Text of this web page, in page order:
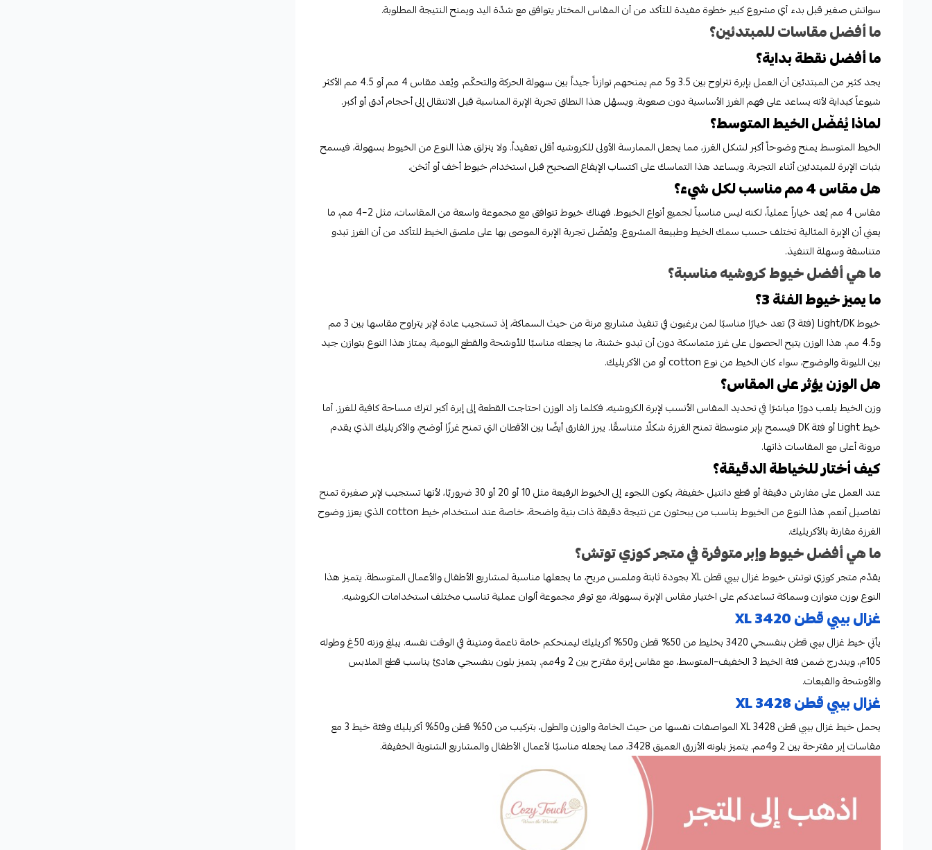
سواتش صغير قبل بدء أي مشروع كبير خطوة مفيدة للتأكد من أن المقاس المختار يتوافق مع شدّة اليد ويمنح النتيجة المطلوبة.
ما أفضل مقاسات للمبتدئين؟
ما أفضل نقطة بداية؟
يجد كثير من المبتدئين أن العمل بإبرة تتراوح بين 3.5 و5 مم يمنحهم توازناً جيداً بين سهولة الحركة والتحكّم. ويُعد مقاس 4 مم أو 4.5 مم الأكثر
شيوعاً كبداية لأنه يساعد على فهم الغرز الأساسية دون صعوبة. ويسهّل هذا النطاق تجربة الإبرة المناسبة قبل الانتقال إلى أحجام أدق أو أكبر.
لماذا يُفضّل الخيط المتوسط؟
الخيط المتوسط يمنح وضوحاً أكبر لشكل الغرز، مما يجعل الممارسة الأولى للكروشيه أقل تعقيداً. ولا ينزلق هذا النوع من الخيوط بسهولة، فيسمح
بثبات الإبرة للمبتدئين أثناء التجربة. ويساعد هذا التماسك على اكتساب الإيقاع الصحيح قبل استخدام خيوط أخف أو أثخن.
هل مقاس 4 مم مناسب لكل شيء؟
مقاس 4 مم يُعد خياراً عملياً، لكنه ليس مناسباً لجميع أنواع الخيوط. فهناك خيوط تتوافق مع مجموعة واسعة من المقاسات، مثل 2–4 مم، ما
يعني أن الإبرة المثالية تختلف حسب سمك الخيط وطبيعة المشروع. ويُفضّل تجربة الإبرة الموصى بها على ملصق الخيط للتأكد من أن الغرز تبدو
متناسقة وسهلة التنفيذ.
ما هي أفضل خيوط كروشيه مناسبة؟
ما يميز خيوط الفئة 3؟
خيوط Light/DK (فئة 3) تعد خيارًا مناسبًا لمن يرغبون في تنفيذ مشاريع مرنة من حيث السماكة، إذ تستجيب عادة لإبر يتراوح مقاسها بين 3 مم
و4.5 مم. هذا الوزن يتيح الحصول على غرز متماسكة دون أن تبدو خشنة، ما يجعله مناسبًا للأوشحة والقطع اليومية. يمتاز هذا النوع بتوازن جيد
بين الليونة والوضوح، سواء كان الخيط من نوع cotton أو من الأكريليك.
هل الوزن يؤثر على المقاس؟
وزن الخيط يلعب دورًا مباشرًا في تحديد المقاس الأنسب لإبرة الكروشيه، فكلما زاد الوزن احتاجت القطعة إلى إبرة أكبر لترك مساحة كافية للغرز. أما
خيط Light أو فئة DK فيسمح بإبر متوسطة تمنح الغرزة شكلًا متناسقًا. يبرز الفارق أيضًا بين الأقطان التي تمنح غرزًا أوضح، والأكريليك الذي يقدم
مرونة أعلى مع المقاسات ذاتها.
كيف أختار للخياطة الدقيقة؟
عند العمل على مفارش دقيقة أو قطع دانتيل خفيفة، يكون اللجوء إلى الخيوط الرفيعة مثل 10 أو 20 أو 30 ضروريًا، لأنها تستجيب لإبر صغيرة تمنح
تفاصيل أنعم. هذا النوع من الخيوط يناسب من يبحثون عن نتيجة دقيقة ذات بنية واضحة، خاصة عند استخدام خيط cotton الذي يعزز وضوح
الغرزة مقارنة بالأكريليك.
ما هي أفضل خيوط وإبر متوفرة في متجر كوزي توتش؟
يقدّم متجر كوزي توتش خيوط غزال بيبي قطن XL بجودة ثابتة وملمس مريح، ما يجعلها مناسبة لمشاريع الأطفال والأعمال المتوسطة. يتميز هذا
النوع بوزن متوازن وسماكة تساعدكم على اختيار مقاس الإبرة بسهولة، مع توفر مجموعة ألوان عملية تناسب مختلف استخدامات الكروشيه.
غزال بيبي قطن XL 3420
يأتي خيط غزال بيبي قطن بنفسجي 3420 بخليط من 50% قطن و50% أكريليك ليمنحكم خامة ناعمة ومتينة في الوقت نفسه. يبلغ وزنه 50غ وطوله
105م، ويندرج ضمن فئة الخيط 3 الخفيف–المتوسط، مع مقاس إبرة مقترح بين 2 و4مم. يتميز بلون بنفسجي هادئ يناسب قطع الملابس
والأوشحة والقبعات.
غزال بيبي قطن XL 3428
يحمل خيط غزال بيبي قطن XL 3428 المواصفات نفسها من حيث الخامة والوزن والطول، بتركيب من 50% قطن و50% أكريليك وفئة خيط 3 مع
مقاسات إبر مقترحة بين 2 و4مم. يتميز بلونه الأزرق العميق 3428، مما يجعله مناسبًا لأعمال الأطفال والمشاريع الشتوية الخفيفة.